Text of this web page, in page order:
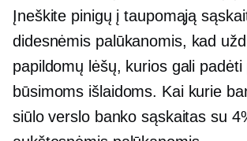
Įneškite pinigų į taupomąją
didesnėmis palūkanomis, kad
papildomų lėšų, kurios gali padėti
būsimoms išlaidoms. Kai kurie
siūlo verslo banko sąskaitas su